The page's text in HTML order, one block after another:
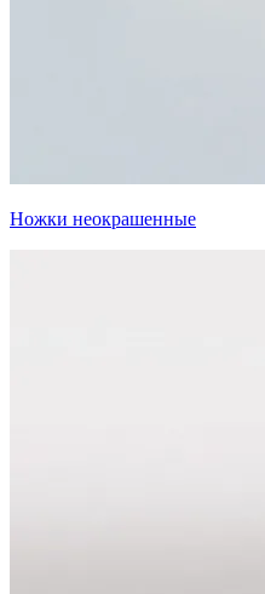
Ножки неокрашенные